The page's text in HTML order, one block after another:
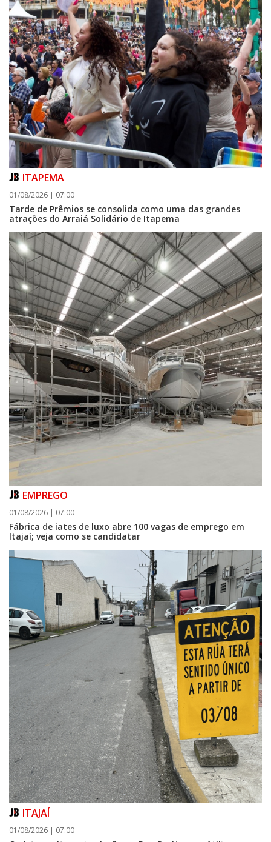
ITAPEMA
01/08/2026 | 07:00
Tarde de Prêmios se consolida como uma das grandes
atrações do Arraiá Solidário de Itapema
EMPREGO
01/08/2026 | 07:00
Fábrica de iates de luxo abre 100 vagas de emprego em
Itajaí; veja como se candidatar
ITAJAÍ
01/08/2026 | 07:00